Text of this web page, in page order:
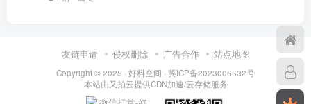
友链申请 侵权删除 广告合作 站点地图
Copyright © 2025 · 好料空间 · 冀ICP备2023006532号
本站由又拍云提供CDN加速/云存储服务